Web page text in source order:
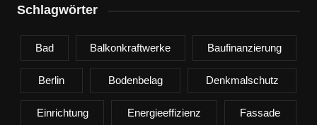
Schlagwörter
Bad Balkonkraftwerke Baufinanzierung
Berlin Bodenbelag Denkmalschutz
Einrichtung Energieeffizienz Fassade